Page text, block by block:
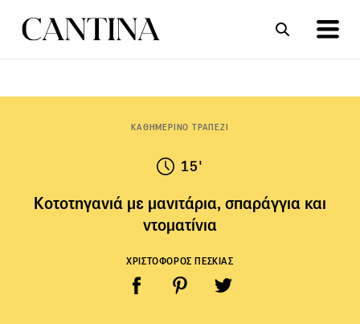
ΚΑΘΗΜΕΡΙΝΟ ΤΡΑΠΕΖΙ
15'
Κοτοτηγανιά με μανιτάρια, σπαράγγια και
ντοματίνια
ΧΡΙΣΤΟΦΟΡΟΣ ΠΕΣΚΙΑΣ